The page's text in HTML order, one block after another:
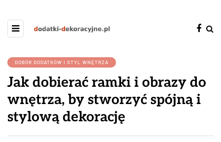
DOBÓR DODATKÓW I STYL WNĘTRZA
Jak dobierać ramki i obrazy do
wnętrza, by stworzyć spójną i
stylową dekorację